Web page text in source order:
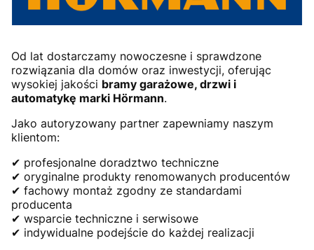
Od lat dostarczamy nowoczesne i sprawdzone
rozwiązania dla domów oraz inwestycji, oferując
wysokiej jakości bramy garażowe, drzwi i
automatykę marki Hörmann.
Jako autoryzowany partner zapewniamy naszym
klientom:
✔ profesjonalne doradztwo techniczne
✔ oryginalne produkty renomowanych producentów
✔ fachowy montaż zgodny ze standardami
producenta
✔ wsparcie techniczne i serwisowe
✔ indywidualne podejście do każdej realizacji